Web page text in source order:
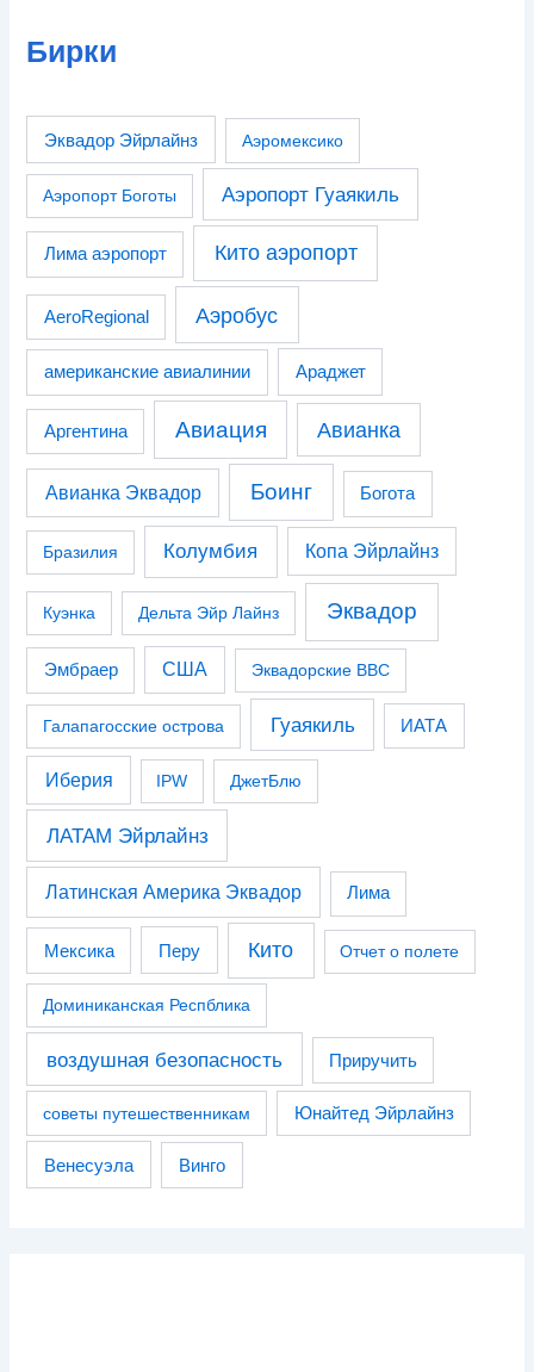
Бирки
Эквадор Эйрлайнз Аэромексико
Аэропорт Боготы Аэропорт Гуаякиль
Лима аэропорт Кито аэропорт
AeroRegional Аэробус
американские авиалинии Араджет
Аргентина Авиация Авианка
Авианка Эквадор Боинг Богота
Бразилия Колумбия Копа Эйрлайнз
Куэнка Дельта Эйр Лайнз Эквадор
Эмбраер США Эквадорские ВВС
Галапагосские острова Гуаякиль ИАТА
Иберия IPW ДжетБлю
ЛАТАМ Эйрлайнз
Латинская Америка Эквадор Лима
Мексика Перу Кито Отчет о полете
Доминиканская Респблика
воздушная безопасность Приручить
советы путешественникам Юнайтед Эйрлайнз
Венесуэла Винго